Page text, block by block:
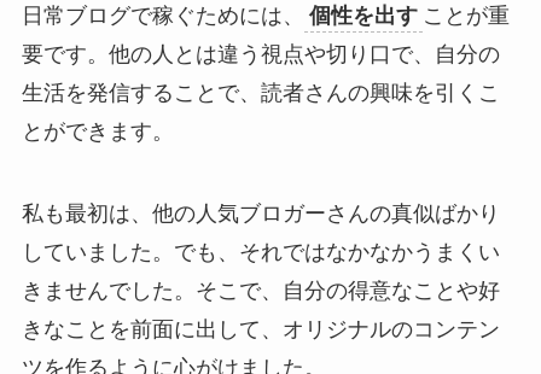
日常ブログで稼ぐためには、 個性を出す ことが重
要です。他の人とは違う視点や切り口で、自分の
生活を発信することで、読者さんの興味を引くこ
とができます。
私も最初は、他の人気ブロガーさんの真似ばかり
していました。でも、それではなかなかうまくい
きませんでした。そこで、自分の得意なことや好
きなことを前面に出して、オリジナルのコンテン
ツを作るように心がけました。